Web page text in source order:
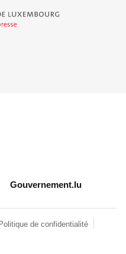
Gouvernement.lu
de confidentialité